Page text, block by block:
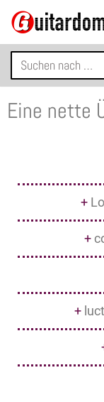
Inhalt
springen
Eine nette
+
+
+